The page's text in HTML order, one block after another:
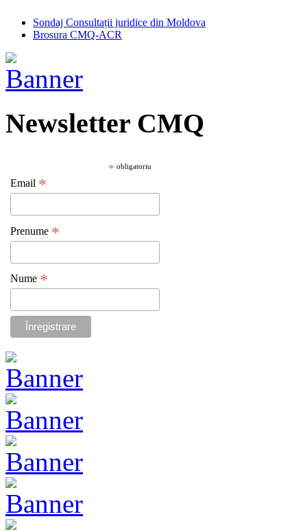
Sondaj Consultații juridice din Moldova
Brosura CMQ-ACR
Newsletter CMQ
* obligatoriu
Email *
Prenume *
Nume *